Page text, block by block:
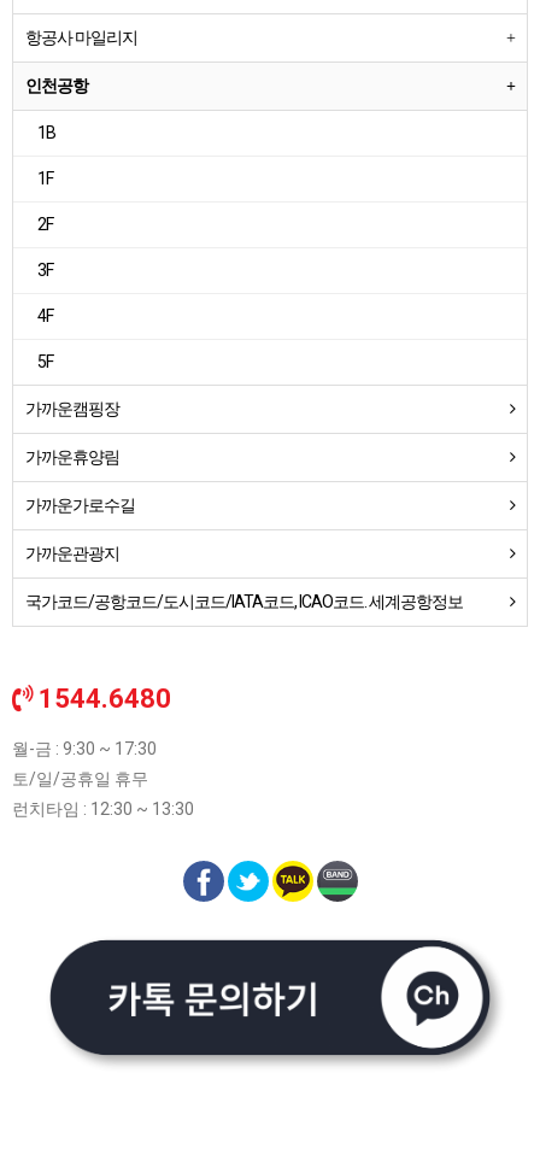
항공사 마일리지
인천공항
1B
1F
2F
3F
4F
5F
가까운캠핑장
가까운휴양림
가까운가로수길
가까운관광지
국가코드/공항코드/도시코드/IATA코드, ICAO코드. 세계공항정보
1544.6480
월-금 : 9:30 ~ 17:30
토/일/공휴일 휴무
런치타임 : 12:30 ~ 13:30